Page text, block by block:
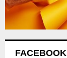
FACEBOOK